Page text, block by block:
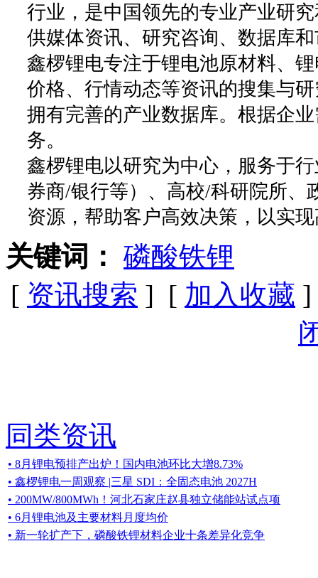
行业，是中国领先的专业产业研
供媒体资讯、研究咨询、数据库
鑫椤锂电专注于锂电池原材料、
价格、行情动态等资讯的搜集与
拥有完善的产业数据库。根据企
务。
鑫椤锂电以研究为中心，服务于
券商/银行等）、高校/科研院所、
资源，帮助客户高效决策，以实
关键词： 磷酸铁锂
[ 资讯搜索 ] [ 加入收藏
同类资讯
• 8月锂电预排产出炉！国内电池环比大增8.73%
• 鑫椤锂电一周观察 |三星 SDI：全固态电池 2027H
• 200MW/800MWh！河北石家庄赵县独立储能站试点项
• 6月锂电池及主要材料月度均价
• 新一轮扩产下，磷酸铁锂材料企业十条差异化竞争